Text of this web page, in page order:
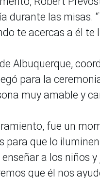
durante las misas.
te acercas a él te
Albuquerque,
para la
muy amable y
fue un
para que lo
a los niños
que él nos